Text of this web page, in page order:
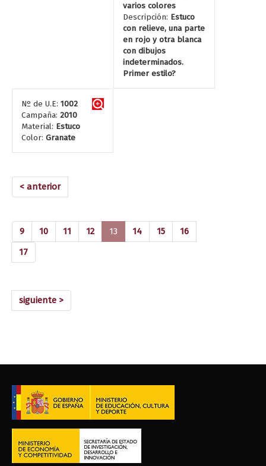
varios colores
Descripción: Estuco
con relieve, una parte
en rojo y otra blanca
con dibujos
indeterminados.
Primer estilo?
Nº de U.E: 1002
Campaña: 2010
Material: Estuco
Color: Granate
< anterior
9 10 11 12 13 (current)
14 15
16
17
siguiente >